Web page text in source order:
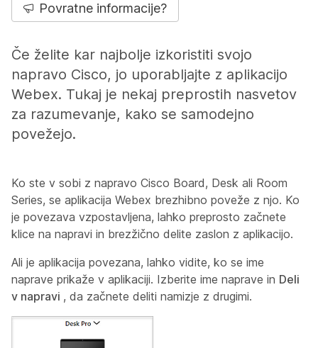
Povratne informacije?
Če želite kar najbolje izkoristiti svojo
napravo Cisco, jo uporabljajte z aplikacijo
Webex. Tukaj je nekaj preprostih nasvetov
za razumevanje, kako se samodejno
povežejo.
Ko ste v sobi z napravo Cisco Board, Desk ali Room
Series, se aplikacija Webex brezhibno poveže z njo. Ko
je povezava vzpostavljena, lahko preprosto začnete
klice na napravi in brezžično delite zaslon z aplikacijo.
Ali je aplikacija povezana, lahko vidite, ko se ime
naprave prikaže v aplikaciji. Izberite ime naprave in Deli
v napravi , da začnete deliti namizje z drugimi.